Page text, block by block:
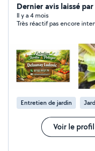
potager, en bonus je
tout dans le respect
biodiversité,
Dernier avis laissé
Il y a 4 mois
Très réactif pas encore
Entretien de jardin
Voir le profil